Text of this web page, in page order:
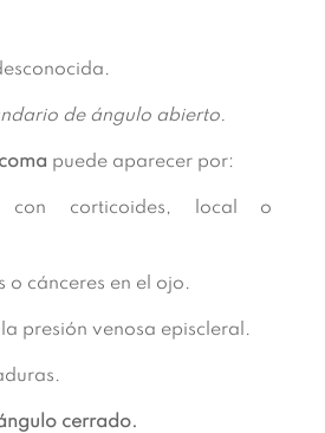
de ángulo abierto.
puede aparecer por:
con corticoides, local o
o cánceres en el ojo.
presión venosa episcleral.
cerrado.